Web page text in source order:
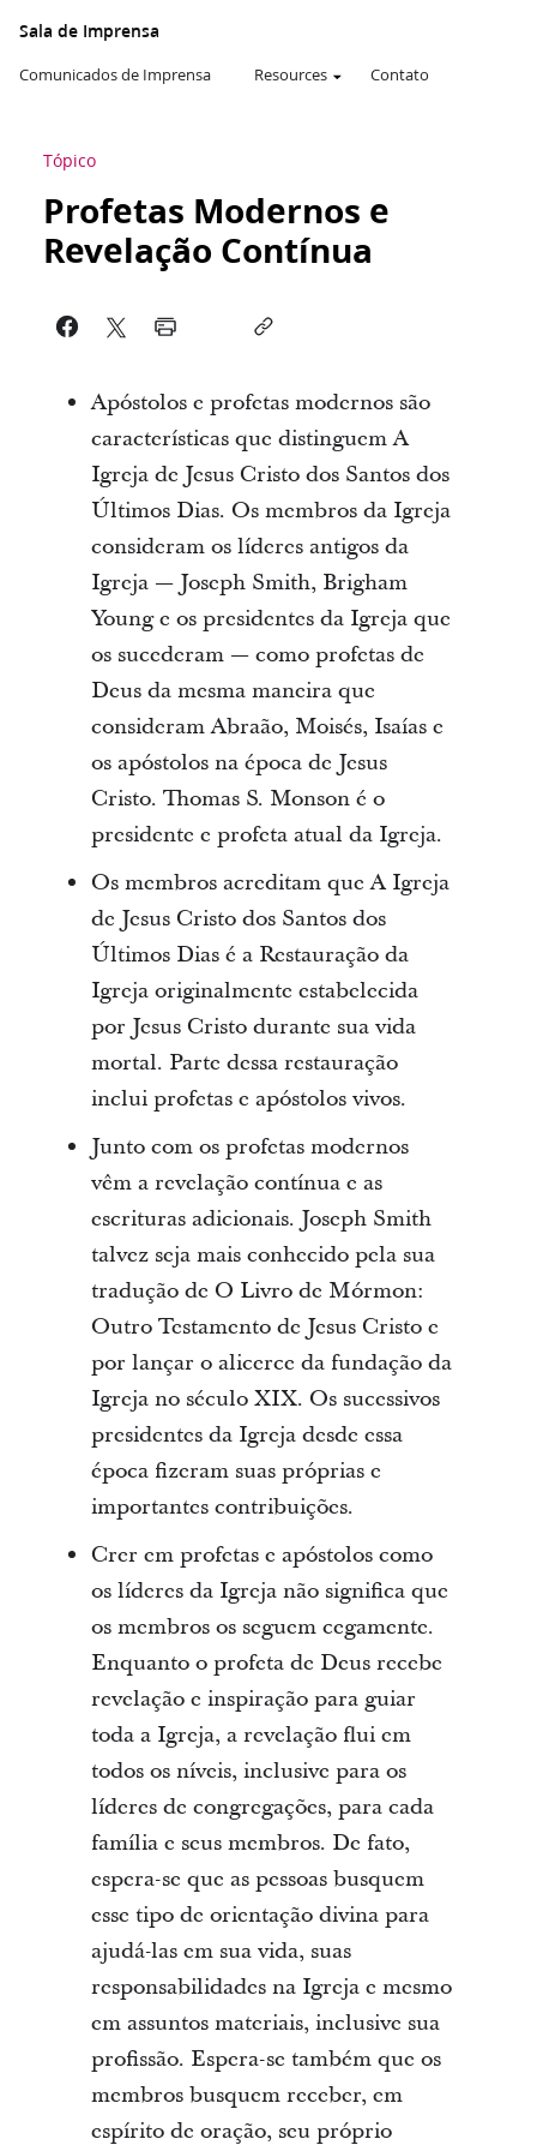
Sala de Imprensa
Comunicados de Imprensa Resources Contato
Tópico
Profetas Modernos e
Revelação Contínua
Apóstolos e profetas modernos são
características que distinguem A
Igreja de Jesus Cristo dos Santos dos
Últimos Dias. Os membros da Igreja
consideram os líderes antigos da
Igreja — Joseph Smith, Brigham
Young e os presidentes da Igreja que
os sucederam — como profetas de
Deus da mesma maneira que
consideram Abraão, Moisés, Isaías e
os apóstolos na época de Jesus
Cristo. Thomas S. Monson é o
presidente e profeta atual da Igreja.
Os membros acreditam que A Igreja
de Jesus Cristo dos Santos dos
Últimos Dias é a Restauração da
Igreja originalmente estabelecida
por Jesus Cristo durante sua vida
mortal. Parte dessa restauração
inclui profetas e apóstolos vivos.
Junto com os profetas modernos
vêm a revelação contínua e as
escrituras adicionais. Joseph Smith
talvez seja mais conhecido pela sua
tradução de O Livro de Mórmon:
Outro Testamento de Jesus Cristo e
por lançar o alicerce da fundação da
Igreja no século XIX. Os sucessivos
presidentes da Igreja desde essa
época fizeram suas próprias e
importantes contribuições.
Crer em profetas e apóstolos como
os líderes da Igreja não significa que
os membros os seguem cegamente.
Enquanto o profeta de Deus recebe
revelação e inspiração para guiar
toda a Igreja, a revelação flui em
todos os níveis, inclusive para os
líderes de congregações, para cada
família e seus membros. De fato,
espera-se que as pessoas busquem
esse tipo de orientação divina para
ajudá-las em sua vida, suas
responsabilidades na Igreja e mesmo
em assuntos materiais, inclusive sua
profissão. Espera-se também que os
membros busquem receber, em
espírito de oração, seu próprio